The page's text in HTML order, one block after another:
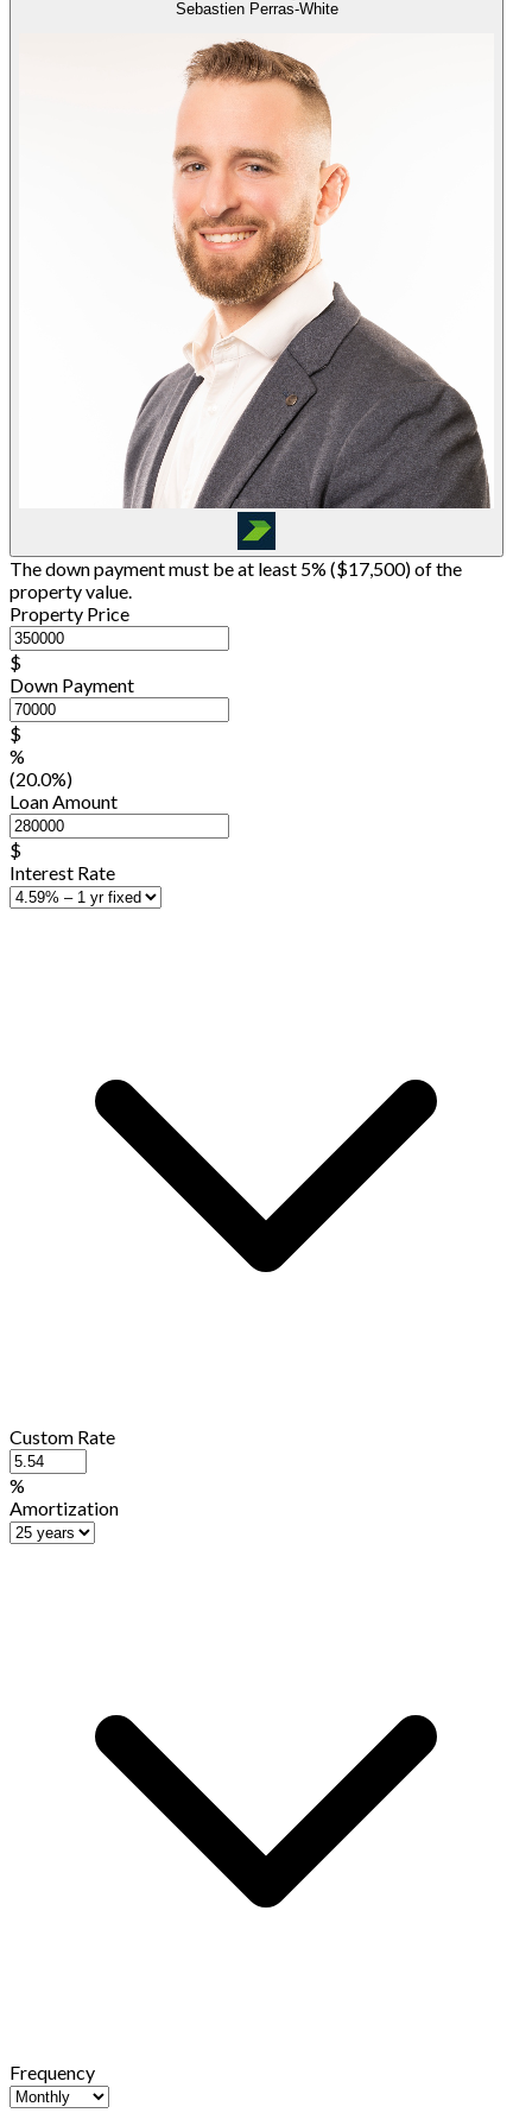
Sebastien Perras-White
The down payment must be at least 5% ($17,500) of the
property value.
Property Price
$
Down Payment
$
%
(20.0%)
Loan Amount
$
Interest Rate
Custom Rate
%
Amortization
Frequency